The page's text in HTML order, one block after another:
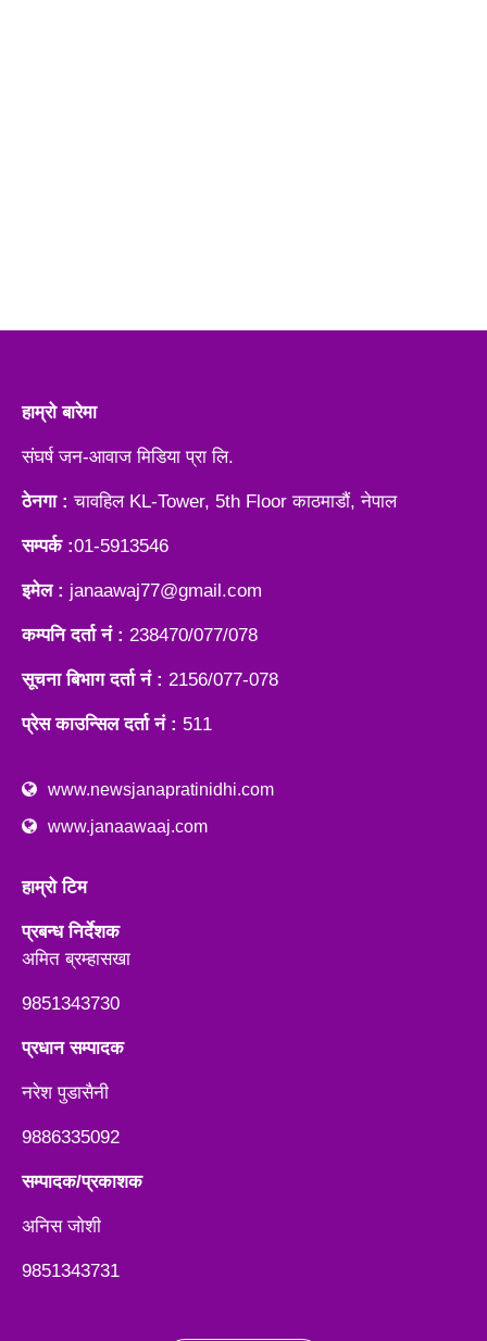
हाम्रो बारेमा
संघर्ष जन-आवाज मिडिया प्रा लि.
ठेनगा : चावहिल KL-Tower, 5th Floor काठमाडौं, नेपाल
सम्पर्क :01-5913546
इमेल : janaawaj77@gmail.com
कम्पनि दर्ता नं : 238470/077/078
सूचना बिभाग दर्ता नं : 2156/077-078
प्रेस काउन्सिल दर्ता नं : 511
www.newsjanapratinidhi.com
www.janaawaaj.com
हाम्रो टिम
प्रबन्ध निर्देशक
अमित ब्रम्हासखा
9851343730
प्रधान सम्पादक
नरेश पुडासैनी
9886335092
सम्पादक/प्रकाशक
अनिस जाेशी
9851343731